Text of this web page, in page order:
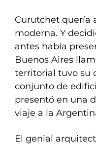
Curutchet quería
moderna. Y
antes había
Buenos Aires
territorial tuvo su
conjunto de
presentó en una
viaje a la
El genial